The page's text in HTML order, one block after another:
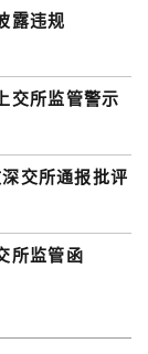
露违规
交所监管警示
交所通报批评
所监管函